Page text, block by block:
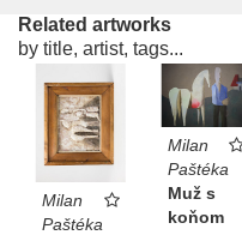
Related artworks
by title, artist, tags...
Milan
Paštéka
Milan
Paštéka
Muž s
koňom